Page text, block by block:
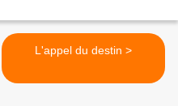
L'appel du destin >